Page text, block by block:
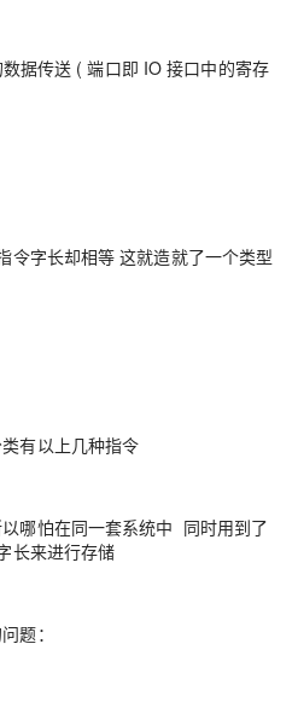
据传送 ( 端口即 IO 接口中的寄存
令字长却相等 这就造就了一个类型
有以上几种指令
哪怕在同一套系统中 同时用到了
长来进行存储
题：